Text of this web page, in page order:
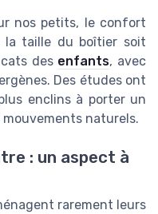
nos petits, le confort
la taille du boîtier soit
des enfants, avec
Des études ont
enclins à porter un
naturels.
: un aspect à
rarement leurs